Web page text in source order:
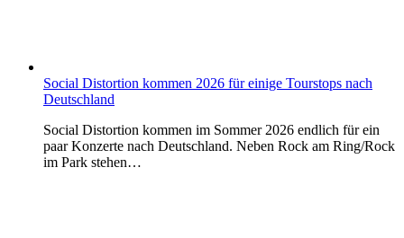
Social Distortion kommen 2026 für einige Tourstops nach
Deutschland
Social Distortion kommen im Sommer 2026 endlich für ein
paar Konzerte nach Deutschland. Neben Rock am Ring/Rock
im Park stehen…